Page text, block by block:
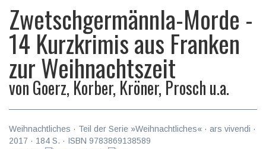
Zwetschgermännla-Morde -
14 Kurzkrimis aus Franken
zur Weihnachtszeit
vonGoerz, Korber, Kröner, Prosch u.a.
Weihnachtliches · Teil der Serie »Weihnachtliches« · ars vivendi ·
2017 · 184 S. · ISBN 9783869138589